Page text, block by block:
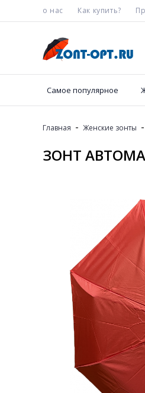
о нас Как купить?
Самое популярное
Главная - Женские зонты -
ЗОНТ